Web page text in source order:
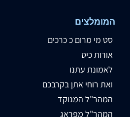
המומלצים
סט מי מרום כ כרכים
אורות כיס
לאמונת עתנו
ואת רוחי אתן בקרבכם
המהר"ל המנוקד
המהר"ל מפראג